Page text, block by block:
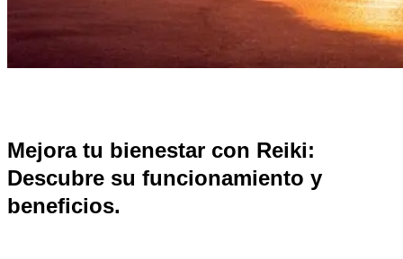
Mejora tu bienestar con Reiki:
Descubre su funcionamiento y
beneficios.